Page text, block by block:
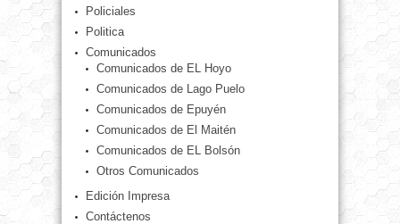
Policiales
Politica
Comunicados
Comunicados de EL Hoyo
Comunicados de Lago Puelo
Comunicados de Epuyén
Comunicados de El Maitén
Comunicados de EL Bolsón
Otros Comunicados
Edición Impresa
Contáctenos